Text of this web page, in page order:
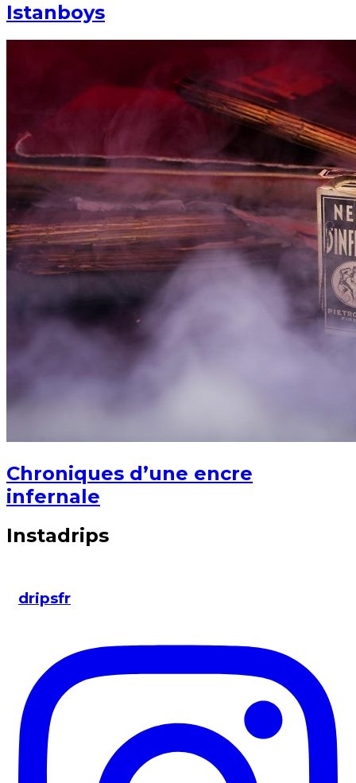
Istanboys
Chroniques d’une encre
infernale
Instadrips
dripsfr